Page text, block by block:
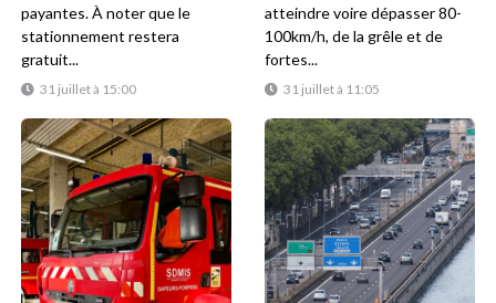
31 juillet à 15:00
payantes. À noter que le
stationnement restera
gratuit...
31 juillet à 11:05
atteindre voire dépasser 80-
100km/h, de la grêle et de
fortes...